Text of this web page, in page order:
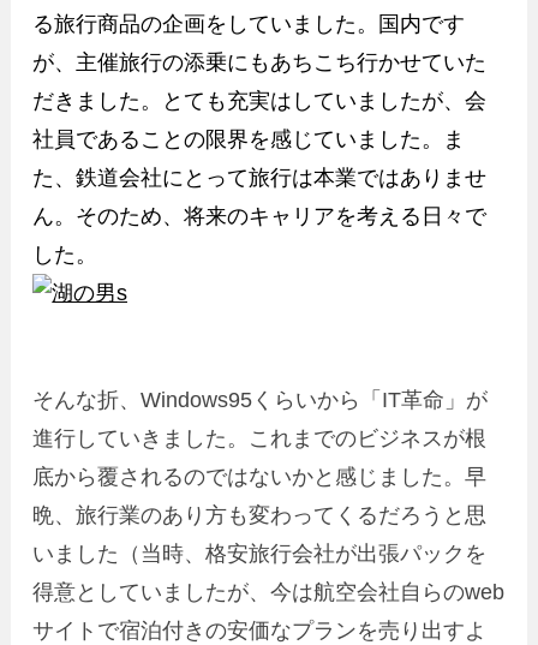
る旅行商品の企画をしていました。国内です
が、主催旅行の添乗にもあちこち行かせていた
だきました。とても充実はしていましたが、会
社員であることの限界を感じていました。ま
た、鉄道会社にとって旅行は本業ではありませ
ん。そのため、将来のキャリアを考える日々で
した。
そんな折、Windows95くらいから「IT革命」が
進行していきました。これまでのビジネスが根
底から覆されるのではないかと感じました。早
晩、旅行業のあり方も変わってくるだろうと思
いました（当時、格安旅行会社が出張パックを
得意としていましたが、今は航空会社自らのweb
サイトで宿泊付きの安価なプランを売り出すよ